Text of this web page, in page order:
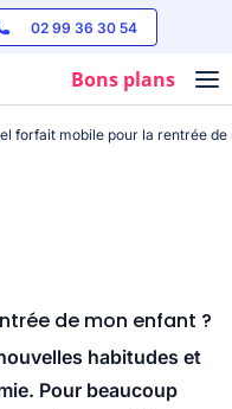
02 99 36 30 54
Bons plans
forfait mobile pour la rentrée de
de mon enfant ?
habitudes et
Pour beaucoup